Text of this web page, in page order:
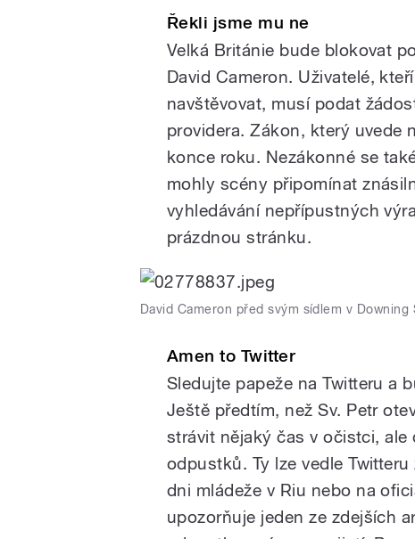
Řekli jsme mu ne
Velká Británie bude blokovat
David Cameron. Uživatelé,
navštěvovat, musí podat
providera. Zákon, který uvede
konce roku. Nezákonné se
mohly scény připomínat
vyhledávání nepřípustných
prázdnou stránku.
David Cameron před svým sídlem v Downing
Amen to Twitter
Sledujte papeže na Twitteru a
Ještě předtím, než Sv. Petr
strávit nějaký čas v očistci,
odpustků. Ty lze vedle
dni mládeže v Riu nebo na
upozorňuje jeden ze zdejších